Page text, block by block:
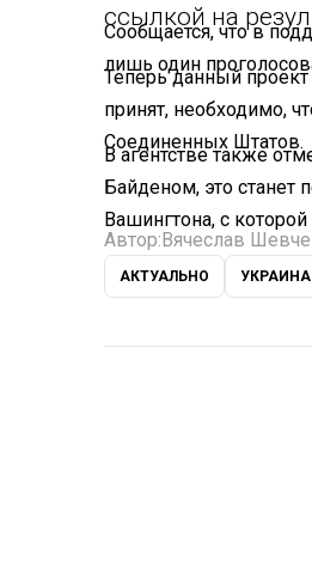
ссылкой на
Сообщается, что в
лишь один
Теперь данный проект
принят, необходимо,
Соединенных Штатов.
В агентстве также
Байденом, это
Вашингтона, с
Автор: Вячеслав
АКТУАЛЬНО УКРАИНА